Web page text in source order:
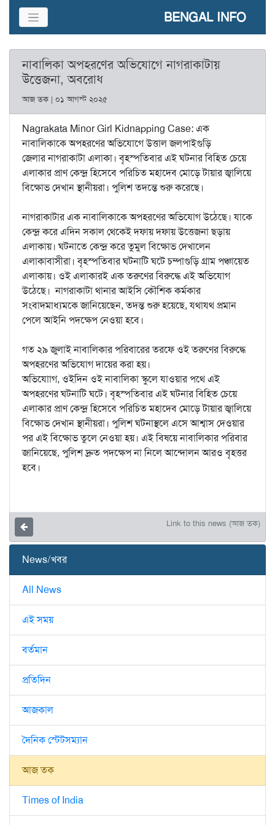
BENGAL INFO
নাবালিকা অপহরণের অভিযোগে নাগরাকাটায়
উত্তেজনা, অবরোধ
আজ তক | ০১ আগস্ট ২০২৫
Nagrakata Minor Girl Kidnapping Case: এক
নাবালিকাকে অপহরণের অভিযোগে উত্তাল জলপাইগুড়ি
জেলার নাগরাকাটা এলাকা। বৃহস্পতিবার এই ঘটনার বিহিত চেয়ে
এলাকার প্রাণ কেন্দ্র হিসেবে পরিচিত মহাদেব মোড়ে টায়ার জ্বালিয়ে
বিক্ষোভ দেখান স্থানীয়রা। পুলিশ তদন্তে শুরু করেছে।
নাগরাকাটার এক নাবালিকাকে অপহরণের অভিযোগ উঠেছে। যাকে
কেন্দ্র করে এদিন সকাল থেকেই দফায় দফায় উত্তেজনা ছড়ায়
এলাকায়। ঘটনাতে কেন্দ্র করে তুমুল বিক্ষোভ দেখালেন
এলাকাবাসীরা। বৃহস্পতিবার ঘটনাটি ঘটে চম্পাগুড়ি গ্রাম পঞ্চায়েত
এলাকায়। ওই এলাকারই এক তরুণের বিরুদ্ধে এই অভিযোগ
উঠেছে। নাগরাকাটা থানার আইসি কৌশিক কর্মকার
সংবাদমাধ্যমকে জানিয়েছেন, তদন্ত শুরু হয়েছে, যথাযথ প্রমান
পেলে আইনি পদক্ষেপ নেওয়া হবে।
গত ২৯ জুলাই নাবালিকার পরিবারের তরফে ওই তরুণের বিরুদ্ধে
অপহরণের অভিযোগ দায়ের করা হয়।
অভিযোাগ, ওইদিন ওই নাবালিকা স্কুলে যাওয়ার পথে এই
অপহরণের ঘটনাটি ঘটে। বৃহস্পতিবার এই ঘটনার বিহিত চেয়ে
এলাকার প্রাণ কেন্দ্র হিসেবে পরিচিত মহাদেব মোড়ে টায়ার জ্বালিয়ে
বিক্ষোভ দেখান স্থানীয়রা। পুলিশ ঘটনাস্থলে এসে আশ্বাস দেওয়ার
পর এই বিক্ষোভ তুলে নেওয়া হয়। এই বিষয়ে নাবালিকার পরিবার
জানিয়েছে, পুলিশ দ্রুত পদক্ষেপ না নিলে আন্দোলন আরও বৃহত্তর
হবে।
Link to this news (আজ তক)
News/খবর
All News
এই সময়
বর্তমান
প্রতিদিন
আজকাল
দৈনিক স্টেটসম্যান
আজ তক
Times of India